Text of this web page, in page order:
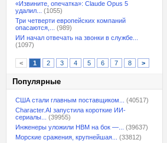
«Извините, опечатка»: Claude Opus 5
удалил...
(1055)
Три четверти европейских компаний
опасаются,...
(989)
ИИ начал отвечать на звонки в службе...
(1097)
< 1 2 3 4 5 6 7 8 >
Популярные
США стали главным поставщиком...
(40517)
Character.AI запустила короткие ИИ-
сериалы...
(39955)
Инженеры уложили HBM на бок —...
(39637)
Морские сражения, крупнейшая...
(33812)